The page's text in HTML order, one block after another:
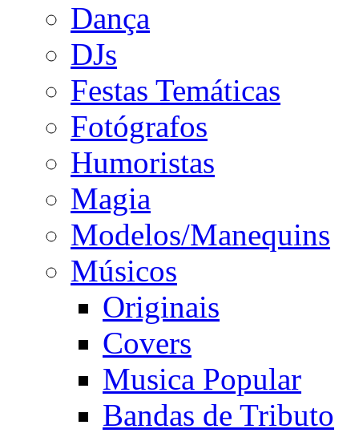
Dança
DJs
Festas Temáticas
Fotógrafos
Humoristas
Magia
Modelos/Manequins
Músicos
Originais
Covers
Musica Popular
Bandas de Tributo